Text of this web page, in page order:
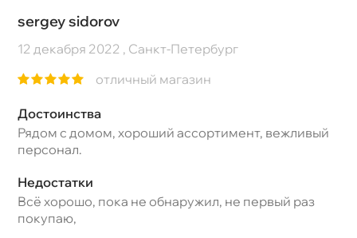
sergey sidorov
12 декабря 2022 , Санкт-Петербург
отличный магазин
Достоинства
Рядом с домом, хороший ассортимент, вежливый
персонал.
Недостатки
Всё хорошо, пока не обнаружил, не первый раз
покупаю,